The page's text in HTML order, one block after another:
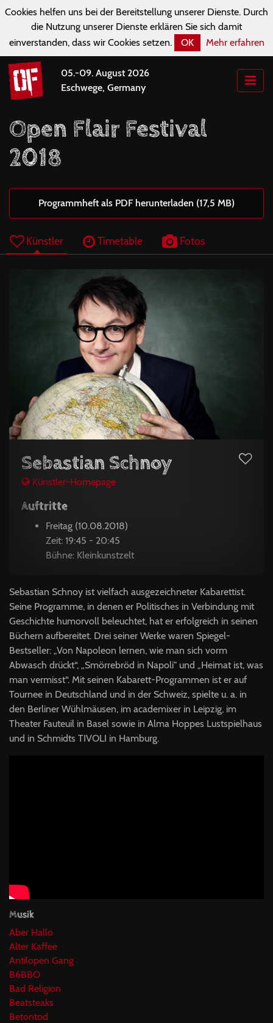
Cookies helfen uns bei der Bereitstellung unserer Dienste. Durch
die Nutzung unserer Dienste erklären Sie sich damit
einverstanden, dass wir Cookies setzen.
OK Mehr erfahren
05.-09. August 2026
Eschwege, Germany
Open Flair Festival
2018
Programmheft als PDF herunterladen (17,5 MB)
Künstler Timetable Fotos
Sebastian Schnoy
Künstler-Homepage
Auftritte
Freitag (10.08.2018)
Zeit: 19:45 - 20:45
Bühne: Kleinkunstzelt
Sebastian Schnoy ist vielfach ausgezeichneter Kabarettist.
Seine Programme, in denen er Politisches in Verbindung mit
Geschichte humorvoll beleuchtet, hat er erfolgreich in seinen
Büchern aufbereitet. Drei seiner Werke waren Spiegel-
Bestseller: „Von Napoleon lernen, wie man sich vorm
Abwasch drückt“, „Smörrebröd in Napoli" und „Heimat ist, was
man vermisst“. Mit seinen Kabarett-Programmen ist er auf
Tournee in Deutschland und in der Schweiz, spielte u. a. in
den Berliner Wühlmäusen, im academixer in Leipzig, im
Theater Fauteuil in Basel sowie in Alma Hoppes Lustspielhaus
und in Schmidts TIVOLI in Hamburg.
Musik
Aber Hallo
Alter Kaffee
Antilopen Gang
B6BBO
Bad Religion
Beatsteaks
Betontod